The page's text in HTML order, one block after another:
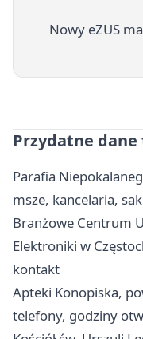
Nowy eZUS
Przydatne
Parafia
msze, kancelaria,
Branżowe Centrum
Elektroniki w
kontakt
Apteki Konopiska,
telefony, godziny